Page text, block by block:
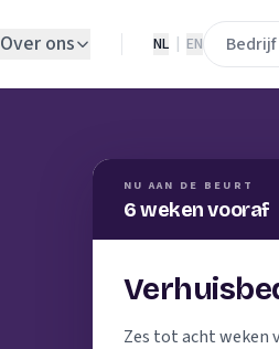
Over ons NL EN
NU AAN DE BEURT
6 weken vooraf
Zes tot acht weken